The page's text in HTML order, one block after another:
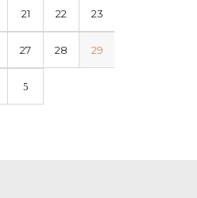
21 22 23
27 28 29